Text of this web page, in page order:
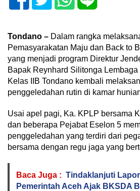
Tondano – Dalam rangka
Pemasyarakatan Maju dan Back to
yang menjadi program Direktur
Bapak Reynhard Silitonga
Kelas IIB Tondano kembali
penggeledahan rutin di kamar
Usai apel pagi, Ka. KPLP bersama
dan beberapa Pejabat Eselon 5
penggeledahan yang terdiri dari
bersama dengan regu jaga yang
Baca Juga : Tindaklanjuti
Pemerintah Aceh Ajak BKSDA